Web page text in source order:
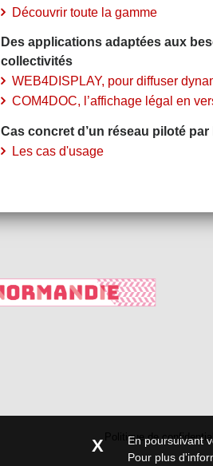
Découvrir toute la gamme
Des applications adaptées aux
collectivités
WEB4DISPLAY, pour diffuser
COM4DOC, l’affichage légal en
Cas concret d’un réseau piloté
Les cas d'usage
Politique de
X
En poursuivant
Pour plus